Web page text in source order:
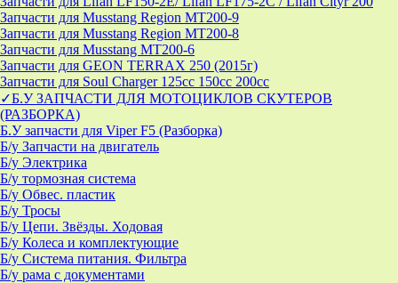
Запчасти для Musstang Region MT200-9
Запчасти для Musstang Region MT200-8
Запчасти для Musstang MT200-6
Запчасти для GEON TERRAX 250 (2015г)
Запчасти для Soul Charger 125сс 150cc 200сс
✓Б.У ЗАПЧАСТИ ДЛЯ МОТОЦИКЛОВ СКУТЕРОВ
(РАЗБОРКА)
Б.У запчасти для Viper F5 (Разборка)
Б/у Запчасти на двигатель
Б/у Электрика
Б/у тормозная система
Б/у Обвес. пластик
Б/у Тросы
Б/у Цепи. Звёзды. Ходовая
Б/у Колеса и комплектующие
Б/у Система питания. Фильтра
Б/у рама с документами